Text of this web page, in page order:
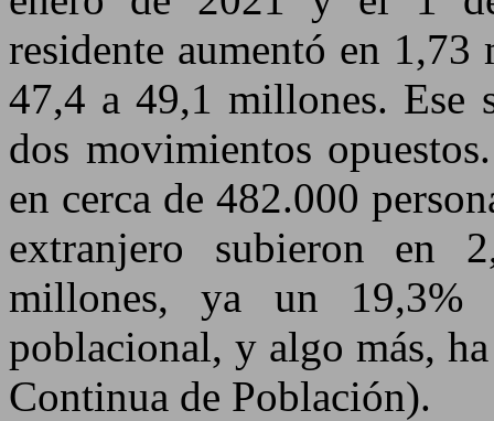
residente aumentó en 1,73
47,4 a 49,1 millones. Ese
dos movimientos
en cerca de 482.000
extranjero subieron en
millones, ya un 19,3%
poblacional, y algo más,
Continua de Población).